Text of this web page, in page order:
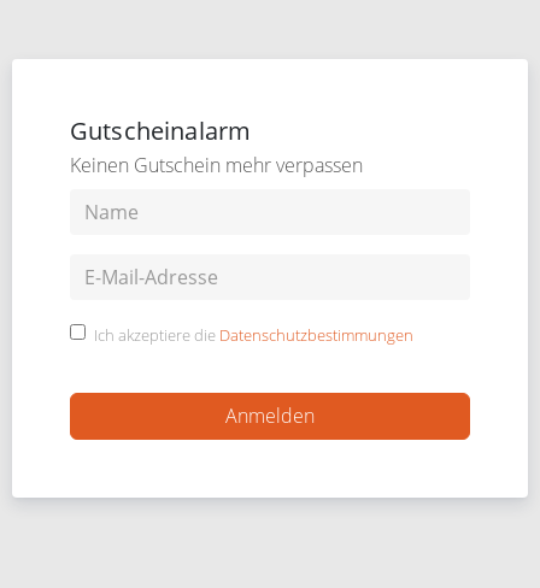
Gutscheinalarm
Keinen Gutschein mehr verpassen
Ich akzeptiere die Datenschutzbestimmungen